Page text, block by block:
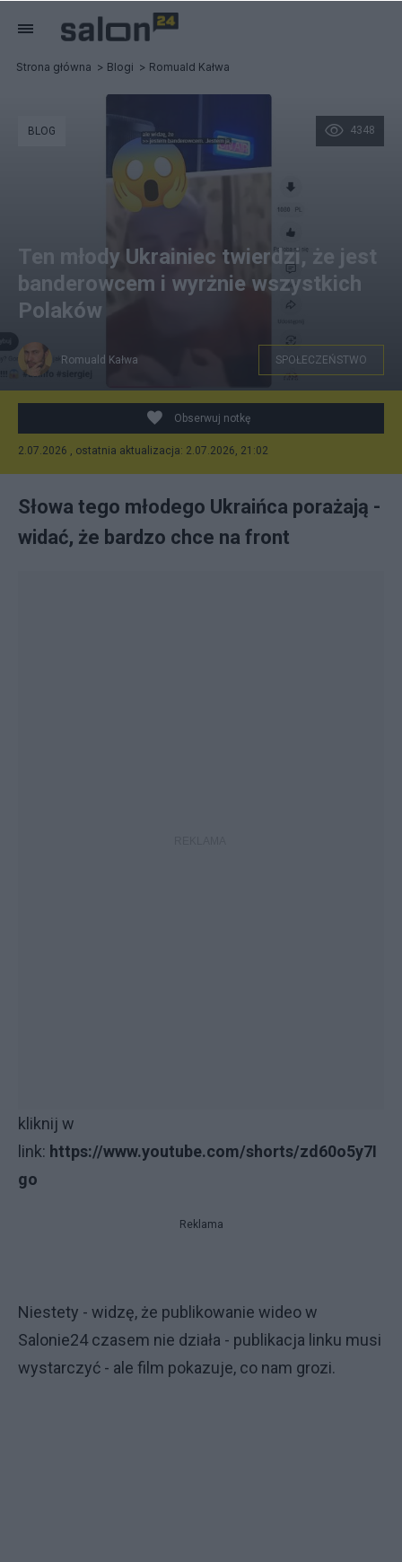
Strona główna Blogi Romuald Kałwa
Zrzut ekranu: Romuald Kałwa
4348
BLOG
Ten młody Ukrainiec twierdzi, że jest
banderowcem i wyrżnie wszystkich
Polaków
Romuald Kałwa SPOŁECZEŃSTWO
Obserwuj notkę
2.07.2026 , ostatnia aktualizacja: 2.07.2026, 21:02
Słowa tego młodego Ukraińca porażają -
widać, że bardzo chce na front
kliknij w
link: https://www.youtube.com/shorts/zd60o5y7I
go
Reklama
Niestety - widzę, że publikowanie wideo w
Salonie24 czasem nie działa - publikacja linku musi
wystarczyć - ale film pokazuje, co nam grozi.